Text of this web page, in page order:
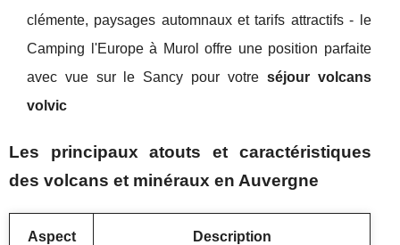
clémente, paysages automnaux et tarifs attractifs - le
Camping l'Europe à Murol offre une position parfaite
avec vue sur le Sancy pour votre séjour volcans
volvic
Les principaux atouts et caractéristiques
des volcans et minéraux en Auvergne
Aspect Description